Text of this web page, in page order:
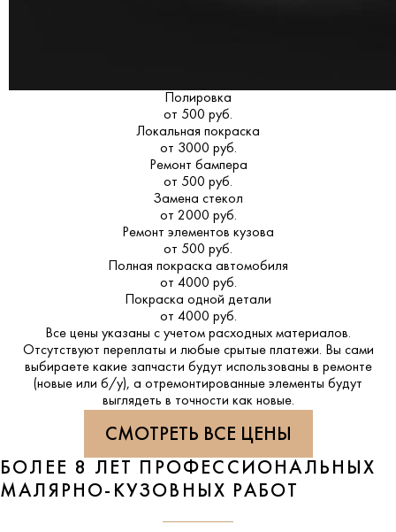
Полировка
от 500 руб.
Локальная покраска
от 3000 руб.
Ремонт бампера
от 500 руб.
Замена стекол
от 2000 руб.
Ремонт элементов кузова
от 500 руб.
Полная покраска автомобиля
от 4000 руб.
Покраска одной детали
от 4000 руб.
Все цены указаны с учетом расходных материалов.
Отсутствуют переплаты и любые срытые платежи. Вы сами
выбираете какие запчасти будут использованы в ремонте
(новые или б/у), а отремонтированные элементы будут
выглядеть в точности как новые.
СМОТРЕТЬ ВСЕ ЦЕНЫ
БОЛЕЕ 8 ЛЕТ ПРОФЕССИОНАЛЬНЫХ
МАЛЯРНО-КУЗОВНЫХ РАБОТ